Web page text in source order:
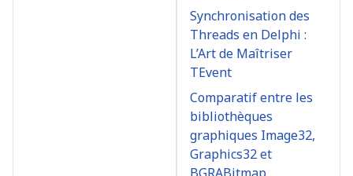
Synchronisation des
Threads en Delphi :
L’Art de Maîtriser
TEvent
Comparatif entre les
bibliothèques
graphiques Image32,
Graphics32 et
BGRABitmap